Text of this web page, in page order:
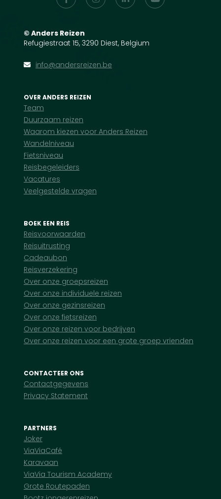
© Anders Reizen
Refugiestraat 15, 3290 Diest, Belgium
info@andersreizen.be
OVER ANDERS REIZEN
Team
Duurzaam reizen
Waarom kiezen voor Anders Reizen
Wandelniveau
Fietsniveau
Reisbegeleiders
Vacatures
Veelgestelde vragen
BOEK EEN REIS
Reisvoorwaarden
Reisuitrusting
Cadeaubon
Reisverzekering
Over onze groepsreizen
Over onze individuele reizen
Over onze gezinsreizen
Over onze fietsreizen
Over onze reizen voor bedrijven
Over onze reizen voor een grote groep vrienden
CONTACTEER ONS
Contactgegevens
Privacy Statement
PARTNERS
Joker
ViaViaCafé
Karavaan
ViaVia Tourism Academy
Grote Routepaden